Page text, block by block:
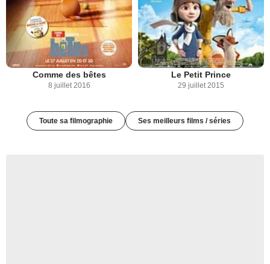
Comme des bêtes
8 juillet 2016
Le Petit Prince
29 juillet 2015
Toute sa filmographie Ses meilleurs films / séries